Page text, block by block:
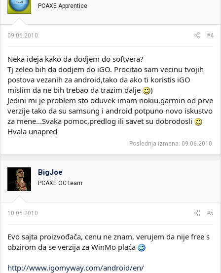
PCAXE Apprentice
09.06.2010. #4
Neka ideja kako da dodjem do softvera?
Tj zeleo bih da dodjem do iGO. Procitao sam vecinu tvojih
postova vezanih za android,tako da ako ti koristis iGO
mislim da ne bih trebao da trazim dalje
)
Jedini mi je problem sto oduvek imam nokiu,garmin od prve
verzije tako da su samsung i android potpuno novo iskustvo
za mene...Svaka pomoc,predlog ili savet su dobrodosli
Hvala unapred
Poslednja izmena: 09.06.2010.
BigJoe
PCAXE OC team
10.06.2010. #5
Evo sajta proizvođača, cenu ne znam, verujem da nije free s
obzirom da se verzija za WinMo plaća
http://www.igomyway.com/android/en/